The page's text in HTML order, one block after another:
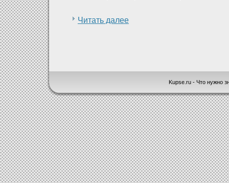
Читать далее
Kupse.ru - Что нужно